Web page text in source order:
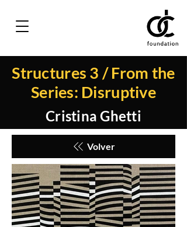
Structures 3 / From the
Series: Disruptive
Cristina Ghetti
Volver